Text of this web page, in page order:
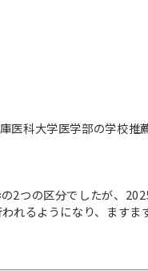
医科大学医学部の学校推
の2つの区分でしたが、
れるようになり、ますま